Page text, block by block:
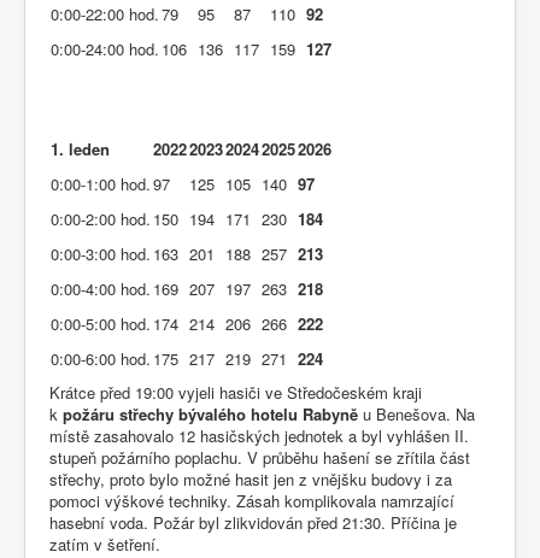
0:00-22:00 hod.79 95 87 110 92
0:00-24:00 hod. 106 136 117 159 127
1. leden 20222023202420252026
0:00-1:00 hod.97 125 105 140 97
0:00-2:00 hod. 150 194 171 230 184
0:00-3:00 hod. 163 201 188 257 213
0:00-4:00 hod. 169 207 197 263 218
0:00-5:00 hod. 174 214 206 266 222
0:00-6:00 hod. 175 217 219 271 224
Krátce před 19:00 vyjeli hasiči ve Středočeském kraji
k požáru střechy bývalého hotelu Rabyně u Benešova. Na
místě zasahovalo 12 hasičských jednotek a byl vyhlášen II.
stupeň požárního poplachu. V průběhu hašení se zřítila část
střechy, proto bylo možné hasit jen z vnějšku budovy i za
pomoci výškové techniky. Zásah komplikovala namrzající
hasební voda. Požár byl zlikvidován před 21:30. Příčina je
zatím v šetření.